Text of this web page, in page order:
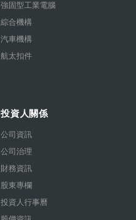
強固型工業電腦
綜合機構
汽車機構
航太扣件
投資人關係
公司資訊
公司治理
財務資訊
股東專欄
投資人行事曆